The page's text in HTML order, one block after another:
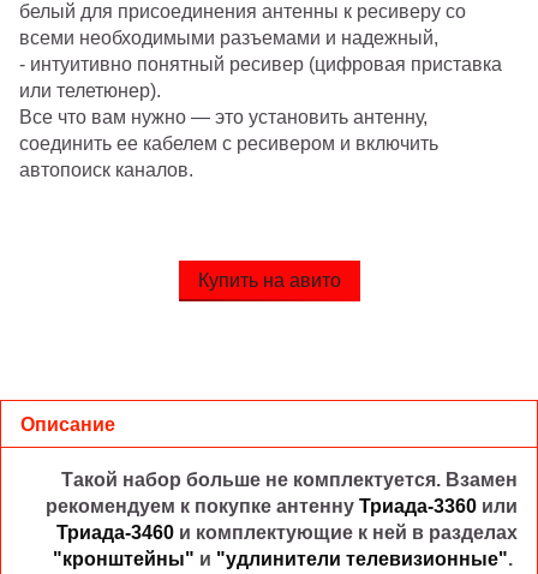
белый для присоединения антенны к ресиверу со
всеми необходимыми разъемами и надежный,
- интуитивно понятный ресивер (цифровая приставка
или телетюнер).
Все что вам нужно — это установить антенну,
соединить ее кабелем с ресивером и включить
автопоиск каналов.
Купить на авито
Описание
Такой набор больше не комплектуется. Взамен
рекомендуем к покупке антенну Триада-3360 или
Триада-3460 и комплектующие к ней в разделах
"кронштейны" и "удлинители телевизионные".